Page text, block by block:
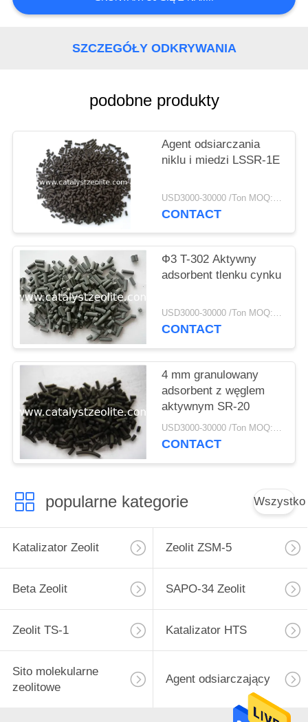
SPRAWY
POLICY
SZCZEGÓŁY ODKRYWANIA
podobne produkty
Agent odsiarczania
niklu i miedzi LSSR-1E
USD3000-30000 /Ton MOQ:1 KG
CONTACT
Ф3 T-302 Aktywny
adsorbent tlenku cynku
USD3000-30000 /Ton MOQ:1 KG
CONTACT
4 mm granulowany
adsorbent z węglem
aktywnym SR-20
USD3000-30000 /Ton MOQ:1 KG
CONTACT
popularne kategorie Wszystko
Katalizator Zeolit Zeolit ​​ZSM-5
Beta Zeolit SAPO-34 Zeolit
Zeolit ​​TS-1 Katalizator HTS
Sito molekularne
zeolitowe
Agent odsiarczający